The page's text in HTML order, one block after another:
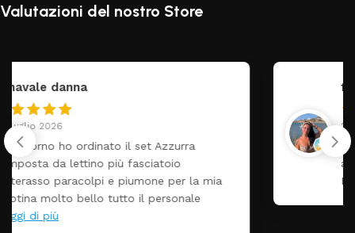
Valutazioni del nostro Store
federica
Tutti perfetto! Ho ordinato un lettino che é
arrivato ben imballato dopo pochi giorni.
Prezzo ottimi rispetto la concorrenza